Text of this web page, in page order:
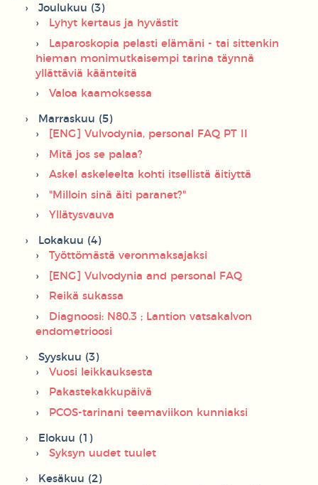
Joulukuu (3)
Lyhyt kertaus ja hyvästit
Laparoskopia pelasti elämäni - tai sittenkin
hieman monimutkaisempi tarina täynnä
yllättäviä käänteitä
Valoa kaamoksessa
Marraskuu (5)
[ENG] Vulvodynia, personal FAQ PT II
Mitä jos se palaa?
Askel askeleelta kohti itsellistä äitiyttä
"Milloin sinä äiti paranet?"
Yllätysvauva
Lokakuu (4)
Työttömästä veronmaksajaksi
[ENG] Vulvodynia and personal FAQ
Reikä sukassa
Diagnoosi: N80.3 ; Lantion vatsakalvon
endometrioosi
Syyskuu (3)
Vuosi leikkauksesta
Pakastekakkupäivä
PCOS-tarinani teemaviikon kunniaksi
Elokuu (1)
Syksyn uudet tuulet
Kesäkuu (2)